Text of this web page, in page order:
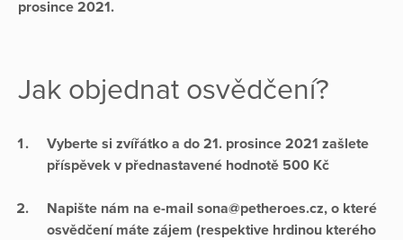
prosince 2021.
Jak objednat osvědčení?
Vyberte si zvířátko a do 21. prosince 2021 zašlete
příspěvek v přednastavené hodnotě 500 Kč
Napište nám na e-mail sona@petheroes.cz, o které
osvědčení máte zájem (respektive hrdinou kterého